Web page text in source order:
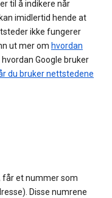
til å indikere når
imidlertid hende at
ikke fungerer
ut mer om hvordan
hvordan Google bruker
du bruker nettstedene
får et nummer som
Disse numrene